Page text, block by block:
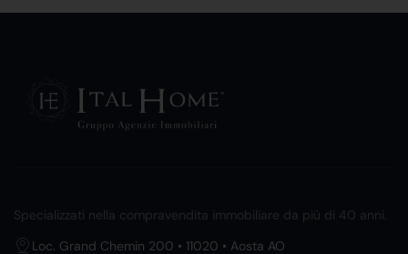
Specializzati nella compravendita immobiliare da più di 40 anni.
Loc. Grand Chemin 200 • 11020 • Aosta AO